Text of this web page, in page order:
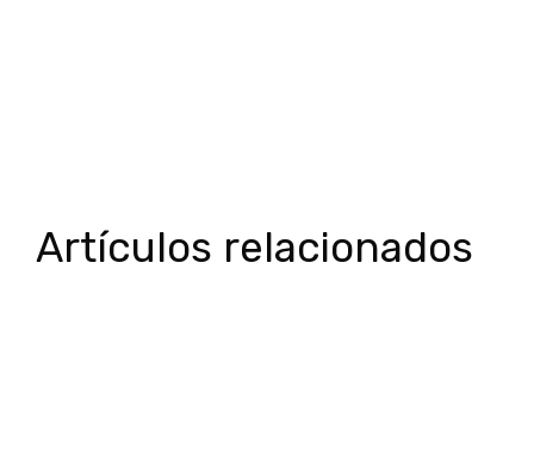
Artículos relacionados